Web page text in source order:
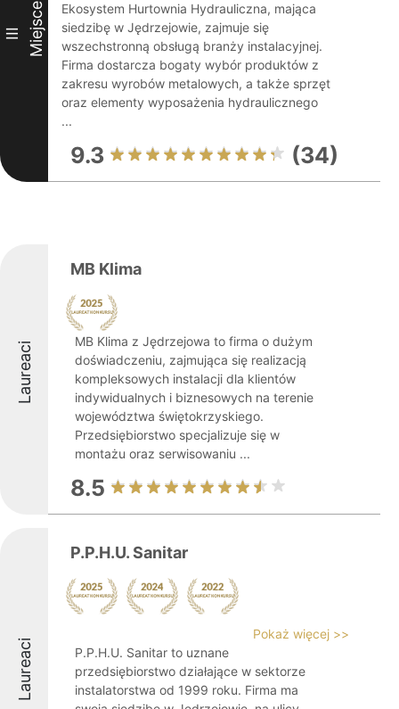
III Miejsce
Ekosystem Hurtownia Hydrauliczna, mająca
siedzibę w Jędrzejowie, zajmuje się
wszechstronną obsługą branży instalacyjnej.
Firma dostarcza bogaty wybór produktów z
zakresu wyrobów metalowych, a także sprzęt
oraz elementy wyposażenia hydraulicznego
...
9.3 (34)
Laureaci
MB Klima
MB Klima z Jędrzejowa to firma o dużym
doświadczeniu, zajmująca się realizacją
kompleksowych instalacji dla klientów
indywidualnych i biznesowych na terenie
województwa świętokrzyskiego.
Przedsiębiorstwo specjalizuje się w
montażu oraz serwisowaniu ...
8.5
Laureaci
P.P.H.U. Sanitar
Pokaż więcej >>
P.P.H.U. Sanitar to uznane
przedsiębiorstwo działające w sektorze
instalatorstwa od 1999 roku. Firma ma